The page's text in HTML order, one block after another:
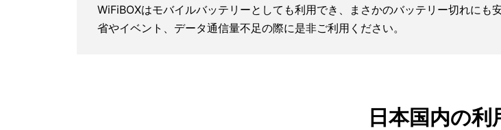
WiFiBOXはモバイルバッテリーとしても利用でき、まさかのバッテリー切れに
省やイベント、データ通信量不足の際に是非ご利用ください。
日本国内の利